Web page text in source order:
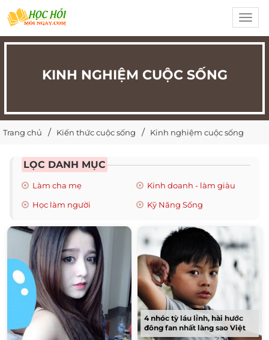
KINH NGHIỆM CUỘC SỐNG
Trang chủ Kiến thức cuộc sống Kinh nghiệm cuộc sống
LỌC DANH MỤC
Làm cha mẹ
Kinh doanh - làm giàu
Học làm người
Kỹ Năng Sống
4 nhóc tỳ láu lỉnh, hài hước
đông fan nhất làng sao Việt